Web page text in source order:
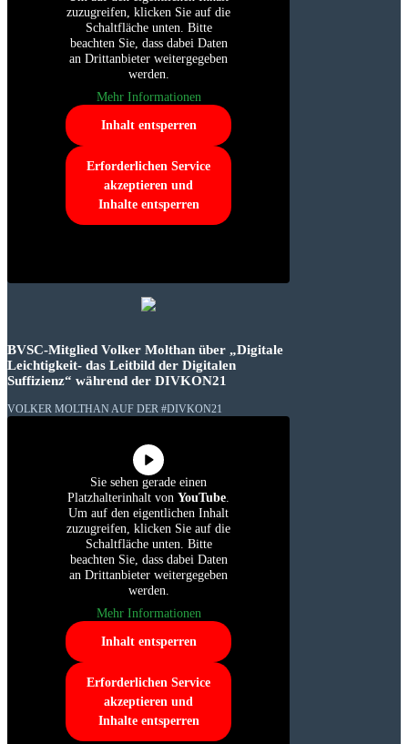
zuzugreifen, klicken Sie auf die
Schaltfläche unten. Bitte
beachten Sie, dass dabei Daten
an Drittanbieter weitergegeben
werden.
Mehr Informationen
Inhalt entsperren
Erforderlichen Service
akzeptieren und
Inhalte entsperren
BVSC-Mitglied Volker Molthan über „Digitale
Leichtigkeit- das Leitbild der Digitalen
Suffizienz“ während der DIVKON21
VOLKER MOLTHAN AUF DER #DIVKON21
Sie sehen gerade einen
Platzhalterinhalt von YouTube.
Um auf den eigentlichen Inhalt
zuzugreifen, klicken Sie auf die
Schaltfläche unten. Bitte
beachten Sie, dass dabei Daten
an Drittanbieter weitergegeben
werden.
Mehr Informationen
Inhalt entsperren
Erforderlichen Service
akzeptieren und
Inhalte entsperren